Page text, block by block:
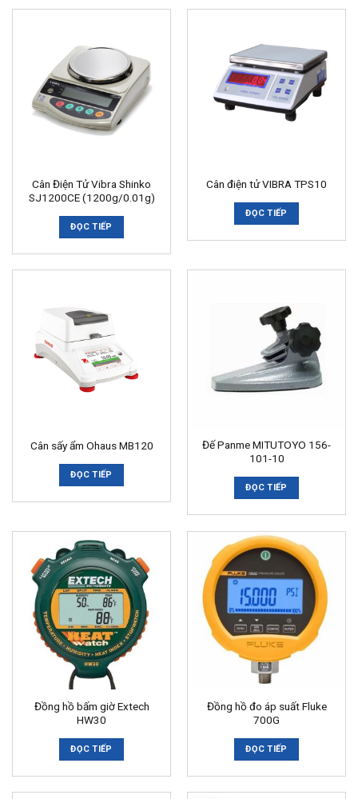
Cân Điện Tử Vibra Shinko
SJ1200CE (1200g/0.01g)
ĐỌC TIẾP
Cân điện tử VIBRA TPS10
ĐỌC TIẾP
Cân sấy ẩm Ohaus MB120
ĐỌC TIẾP
Đế Panme MITUTOYO 156-
101-10
ĐỌC TIẾP
Đồng hồ bấm giờ Extech
HW30
ĐỌC TIẾP
Đồng hồ đo áp suất Fluke
700G
ĐỌC TIẾP